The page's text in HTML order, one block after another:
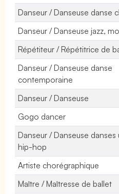
Danseur / Danseuse danse
Danseur / Danseuse jazz,
Répétiteur / Répétitrice de
Danseur / Danseuse danse
contemporaine
Danseur / Danseuse
Gogo dancer
Danseur / Danseuse danses
hip-hop
Artiste chorégraphique
Maître / Maîtresse de ballet